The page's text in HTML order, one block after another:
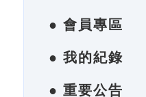
● 會員專區
● 我的紀錄
● 重要公告